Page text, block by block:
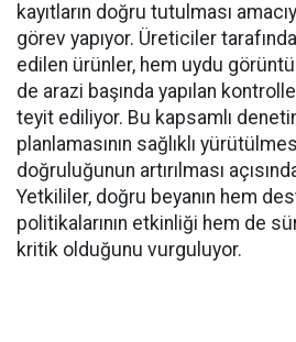
kayıtların doğru tutulması
görev yapıyor. Üreticiler
edilen ürünler, hem uydu
de arazi başında yapılan
teyit ediliyor. Bu kapsamlı
planlamasının sağlıklı
doğruluğunun artırılması
Yetkililer, doğru beyanın hem
politikalarının etkinliği hem de
kritik olduğunu vurguluyor.